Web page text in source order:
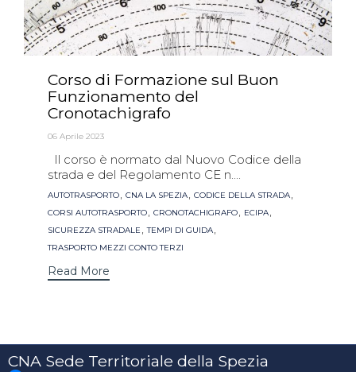
Corso di Formazione sul Buon
Funzionamento del
Cronotachigrafo
06 Aprile 2023
Il corso è normato dal Nuovo Codice della
strada e del Regolamento CE n....
Tags
AUTOTRASPORTO, CNA LA SPEZIA, CODICE DELLA STRADA,
CORSI AUTOTRASPORTO, CRONOTACHIGRAFO, ECIPA,
SICUREZZA STRADALE ,TEMPI DI GUIDA,
TRASPORTO MEZZI CONTO TERZI
Read More
CNA Sede Territoriale della Spezia